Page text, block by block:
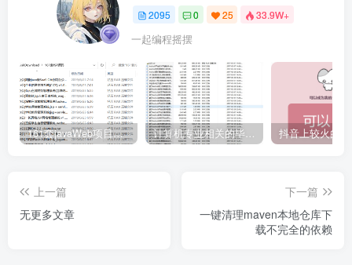
2095 0 25 33.9W+
一起编程摇摆
161套javaWeb项目源码免费分享 计算机专业相关的毕业设计论文合集免费下载
上一篇
无更多文章
下一篇
一键清理maven本地仓库下
载不完全的依赖